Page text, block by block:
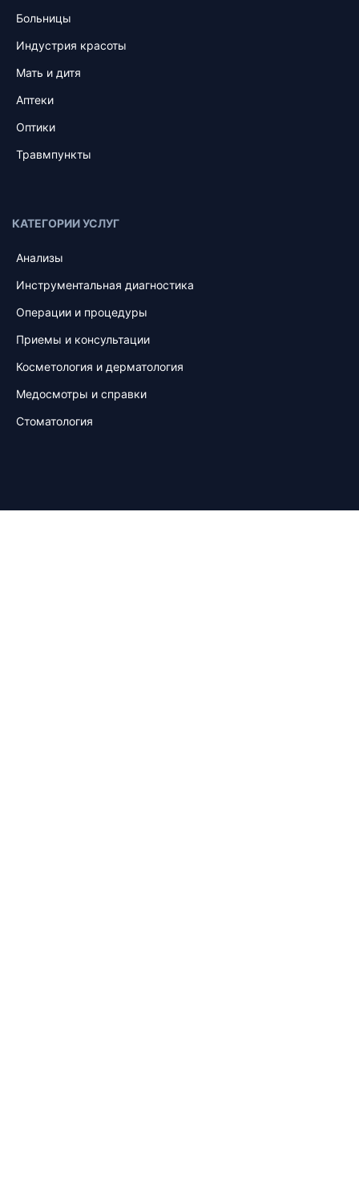
Больницы
Индустрия красоты
Мать и дитя
Аптеки
Оптики
Травмпункты
КАТЕГОРИИ УСЛУГ
Анализы
Инструментальная диагностика
Операции и процедуры
Приемы и консультации
Косметология и дерматология
Медосмотры и справки
Стоматология